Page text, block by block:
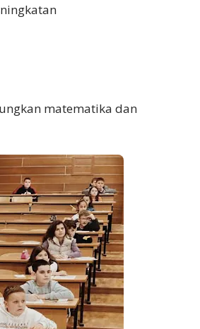
matematika dan